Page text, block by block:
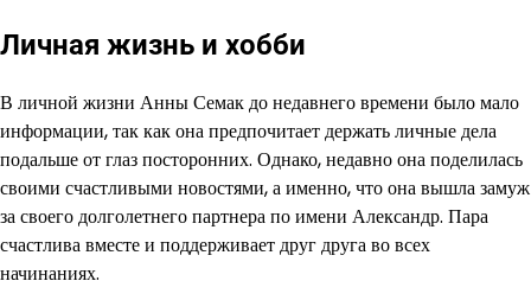
Личная жизнь и хобби
В личной жизни Анны Семак до недавнего времени было мало
информации, так как она предпочитает держать личные дела
подальше от глаз посторонних. Однако, недавно она поделилась
своими счастливыми новостями, а именно, что она вышла замуж
за своего долголетнего партнера по имени Александр. Пара
счастлива вместе и поддерживает друг друга во всех
начинаниях.